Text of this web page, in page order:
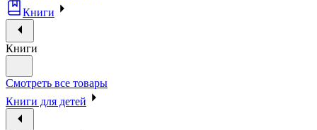
Книги
Книги
Смотреть все товары
Книги для детей